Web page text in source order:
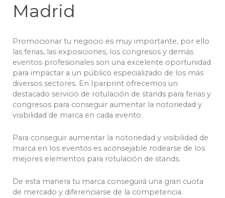
Madrid
Promocionar tu negocio es muy importante, por ello
las ferias, las exposiciones, los congresos y demás
eventos profesionales son una excelente oportunidad
para impactar a un público especializado de los más
diversos sectores. En Iparprint ofrecemos un
destacado servicio de rotulación de stands para ferias y
congresos para conseguir aumentar la notoriedad y
visibilidad de marca en cada evento.
Para conseguir aumentar la notoriedad y visibilidad de
marca en los eventos es aconsejable rodearse de los
mejores elementos para rotulación de stands.
De esta manera tu marca conseguirá una gran cuota
de mercado y diferenciarse de la competencia.